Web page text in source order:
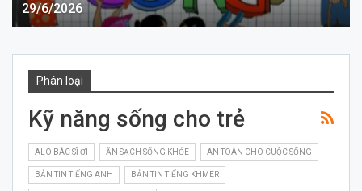
29/6/2026
Phân loại
Kỹ năng sống cho trẻ
ALO BÁC SĨ ƠI ĂN SẠCH SỐNG KHỎE AN TOÀN CHO CUỘC SỐNG
BẢN TIN TIẾNG ANH BẢN TIN TIẾNG KHMER